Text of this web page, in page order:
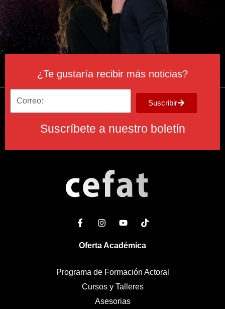
Suscríbete a nuestro boletín
¿Te gustaría recibir más noticias?
Suscribir
Oferta Académica
Programa de Formación Actoral
Cursos y Talleres
Asesorias